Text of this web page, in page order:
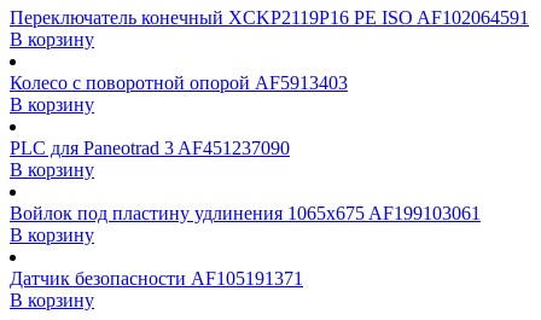
Переключатель конечный XCKP2119P16 PE ISO AF102064591
В корзину
Колесо с поворотной опорой AF5913403
В корзину
PLC для Paneotrad 3 AF451237090
В корзину
Войлок под пластину удлинения 1065x675 AF199103061
В корзину
Датчик безопасности AF105191371
В корзину